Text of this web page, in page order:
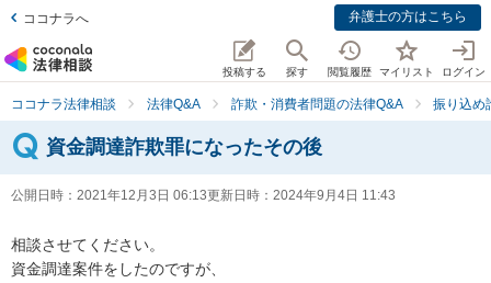
ココナラへ 弁護士の方はこちら
投稿する 探す 閲覧履歴 マイリスト ログイン
ココナラ法律相談 法律Q&A 詐欺・消費者問題の法律Q&A 振り込め
資金調達詐欺罪になったその後
公開日時： 2021年12月3日 06:13更新日時： 2024年9月4日 11:43
相談させてください。
資金調達案件をしたのですが、